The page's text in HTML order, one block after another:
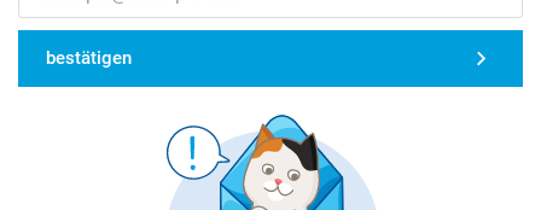
bestätigen